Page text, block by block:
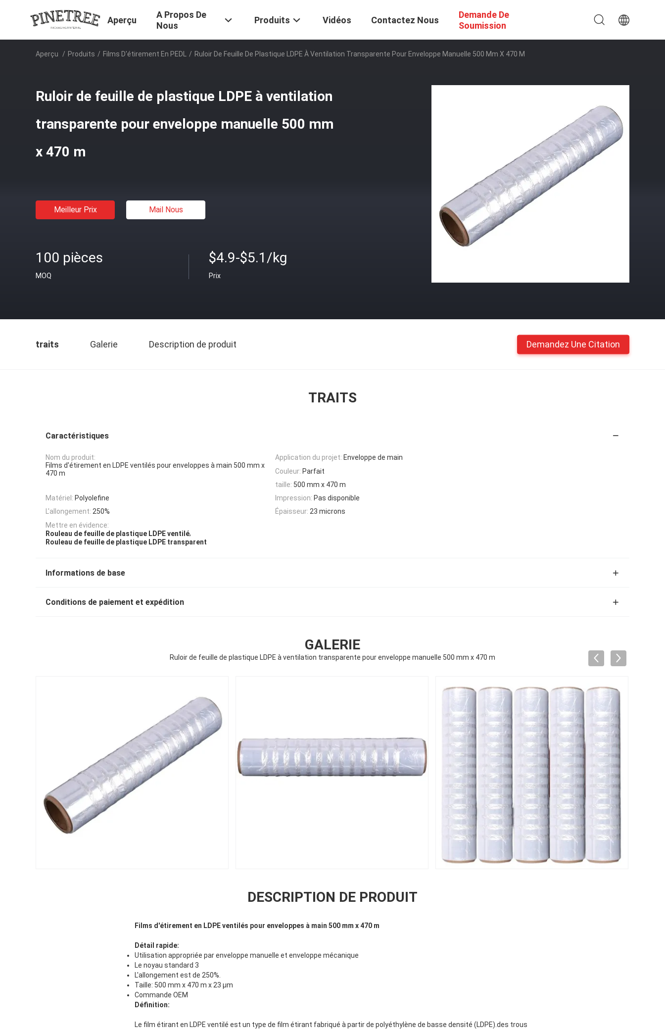
Aperçu
A Propos De
Nous
Produits Vidéos Contactez Nous
Demande De
Soumission
Aperçu / Produits / Films D'étirement En PEDL / Ruloir De Feuille De Plastique LDPE À Ventilation Transparente Pour Enveloppe Manuelle 500 Mm X 470 M
Ruloir de feuille de plastique LDPE à ventilation
transparente pour enveloppe manuelle 500 mm
x 470 m
Meilleur Prix Mail Nous
100 pièces
MOQ
$4.9-$5.1/kg
Prix
traits Galerie Description de produit Demandez Une Citation
TRAITS
Caractéristiques
Nom du produit:
Films d'étirement en LDPE ventilés pour enveloppes à main 500 mm x
470 m
Application du projet: Enveloppe de main
Couleur: Parfait
taille: 500 mm x 470 m
Matériel: Polyolefine Impression: Pas disponible
L'allongement: 250% Épaisseur: 23 microns
Mettre en évidence:
Rouleau de feuille de plastique LDPE ventilé,
Rouleau de feuille de plastique LDPE transparent
Informations de base
Conditions de paiement et expédition
GALERIE
Ruloir de feuille de plastique LDPE à ventilation transparente pour enveloppe manuelle 500 mm x 470 m
DESCRIPTION DE PRODUIT
Films d'étirement en LDPE ventilés pour enveloppes à main 500 mm x 470 m
Détail rapide:
Utilisation appropriée par enveloppe manuelle et enveloppe mécanique
Le noyau standard 3
L'allongement est de 250%.
Taille: 500 mm x 470 m x 23 μm
Commande OEM
Définition:
Le film étirant en LDPE ventilé est un type de film étirant fabriqué à partir de polyéthylène de basse densité (LDPE).des trous